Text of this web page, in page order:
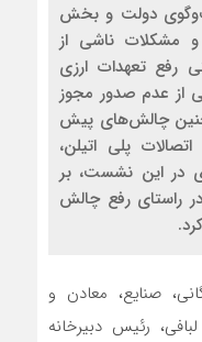
دولت و بخش
مشکلات ناشی از
رفع تعهدات ارزی
از عدم صدور مجوز
چالش‌های پیش
پلی اتیلن،
در این نشست، بر
در راستای رفع چالش
صنایع، معادن و
رئیس دبیرخانه